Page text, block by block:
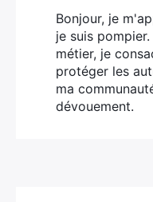
Bonjour, je
je suis
métier, je
protéger les
ma
dévouement.